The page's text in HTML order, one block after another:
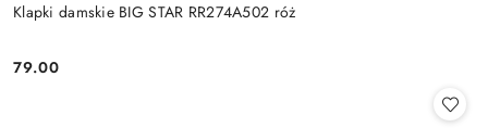
Klapki damskie BIG STAR RR274A502 róż
Cena:
79.00